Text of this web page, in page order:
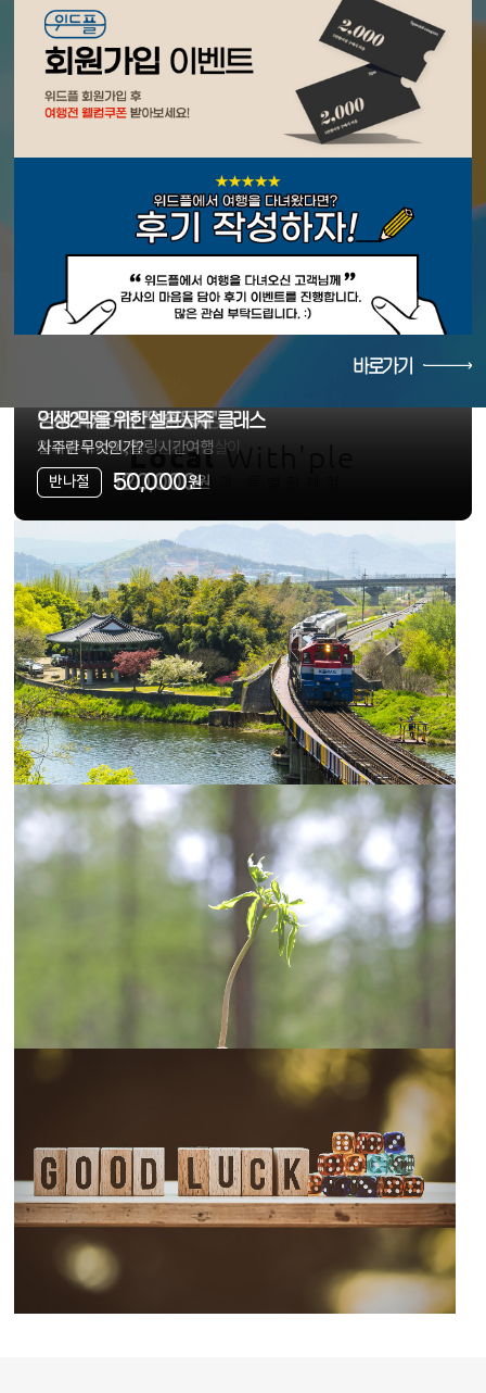
바로가기
LocalWith'ple
로컬여행과 특별한체험
인제 냇강마을 단풍트레킹
치유의 고장, 강원도 인제 가을살이
반나절 89,000원
경주 워케이션 "일쉼동체"
일과 휴식 사이, 힐링 시간여행
반나절 120,000원
인생2막을 위한 셀프사주 클래스
사주란 무엇인가?
반나절 50,000원